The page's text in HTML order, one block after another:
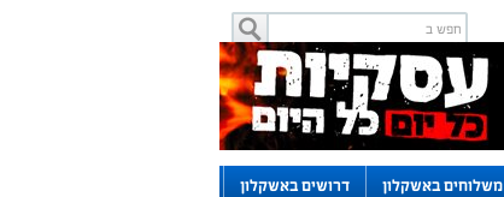
משלוחים באשקלון דרושים באשקלון